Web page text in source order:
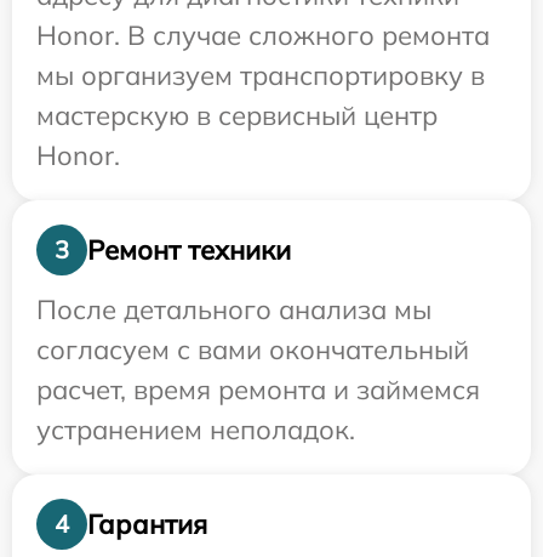
Honor. В случае сложного ремонта
мы организуем транспортировку в
мастерскую в сервисный центр
Honor.
3
Ремонт техники
После детального анализа мы
согласуем с вами окончательный
расчет, время ремонта и займемся
устранением неполадок.
4
Гарантия